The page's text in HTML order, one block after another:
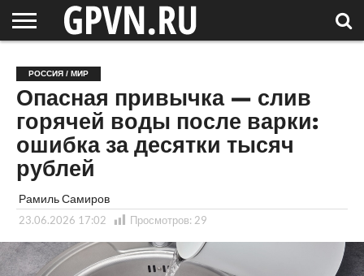
ОБЛАСТЬ
НОВОСТИ
СОСЕДЕЙ
РОССИЯ
/ МИР
СПЕЦПРОЕКТЫ
БЛОГ
СТАТЬИ
ФОТОРЕПОРТАЖИ
ИНТЕРВЬЮ
ОБЪЕКТЫ
ПОДБОРКИ
РОССИЯ / МИР
Опасная привычка — слив
горячей воды после варки:
ошибка за десятки тысяч
рублей
Рамиль Самиров
23.06.2026 17:02 Просмотров: 29